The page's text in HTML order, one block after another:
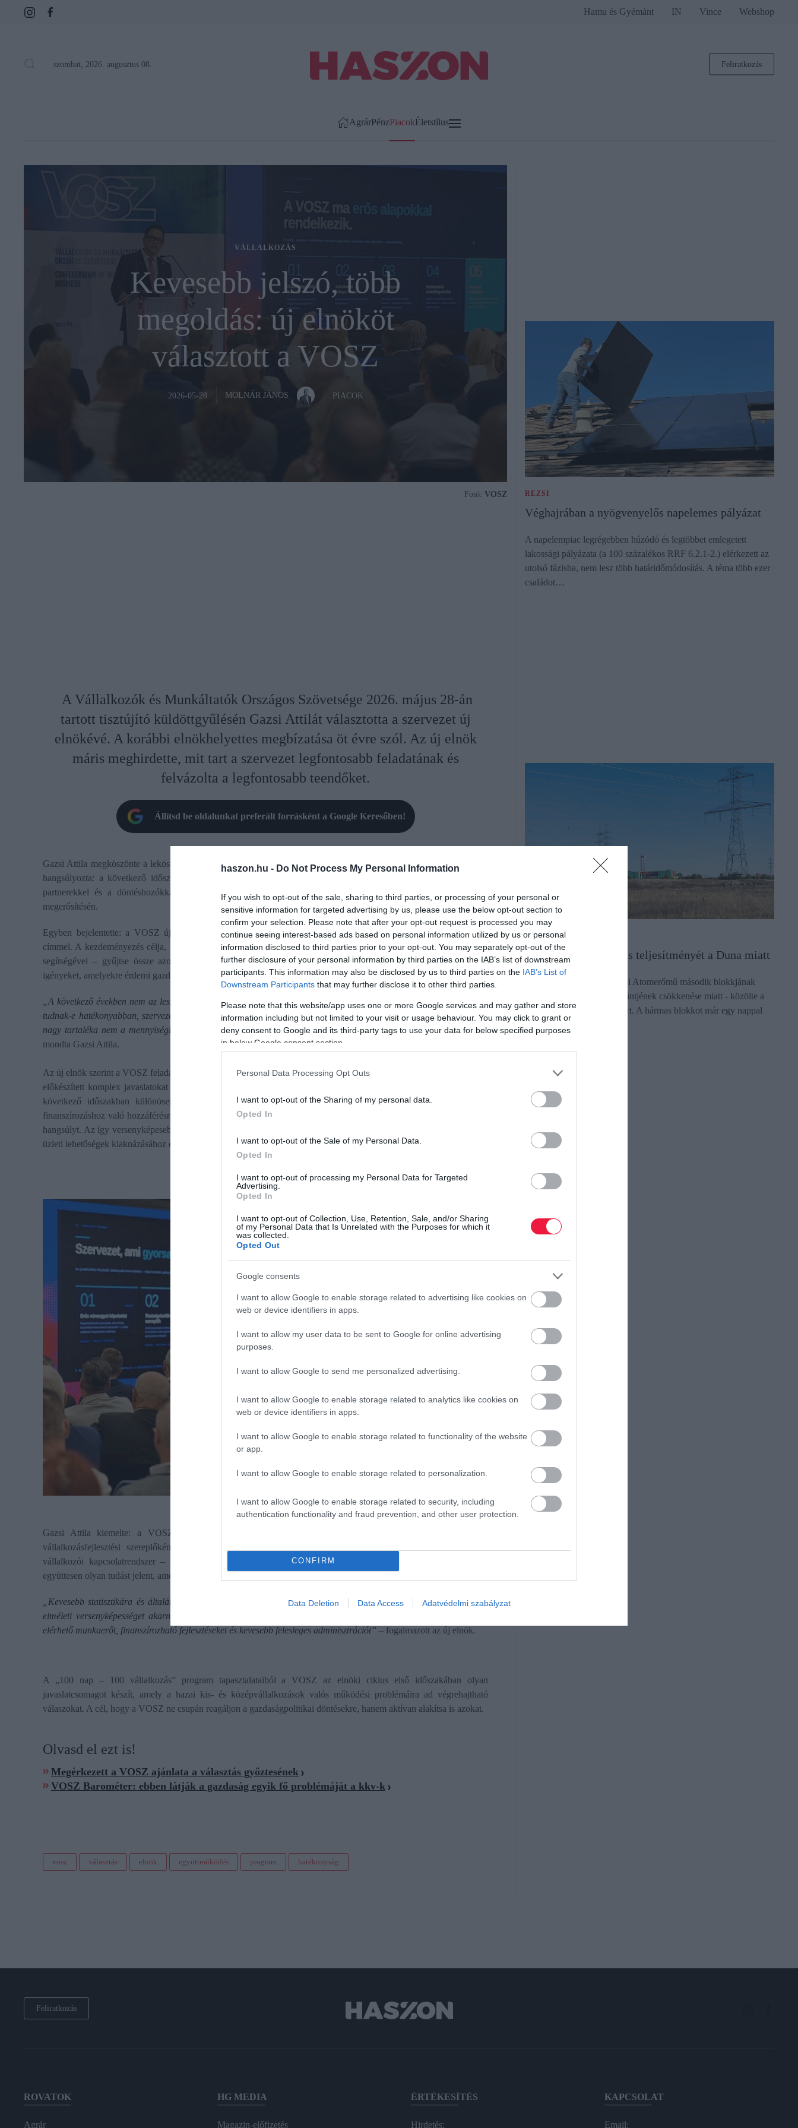
haszon.hu - Do Not Process My Personal Information
If you wish to opt-out of the sale, sharing to third parties, or processing of your personal or
sensitive information for targeted advertising by us, please use the below opt-out section to
confirm your selection. Please note that after your opt-out request is processed you may
continue seeing interest-based ads based on personal information utilized by us or personal
information disclosed to third parties prior to your opt-out. You may separately opt-out of the
further disclosure of your personal information by third parties on the IAB’s list of downstream
participants. This information may also be disclosed by us to third parties on the IAB’s List of
Downstream Participants that may further disclose it to other third parties.
Please note that this website/app uses one or more Google services and may gather and store
information including but not limited to your visit or usage behaviour. You may click to grant or
deny consent to Google and its third-party tags to use your data for below specified purposes
in below Google consent section.
Personal Data Processing Opt Outs
I want to opt-out of the Sharing of my personal data.
Opted In
I want to opt-out of the Sale of my Personal Data.
Opted In
I want to opt-out of processing my Personal Data for Targeted
Advertising.
Opted In
I want to opt-out of Collection, Use, Retention, Sale, and/or Sharing
of my Personal Data that Is Unrelated with the Purposes for which it
was collected.
Opted Out
Google consents
I want to allow Google to enable storage related to advertising like cookies on
web or device identifiers in apps.
I want to allow my user data to be sent to Google for online advertising
purposes.
I want to allow Google to send me personalized advertising.
I want to allow Google to enable storage related to analytics like cookies on
web or device identifiers in apps.
I want to allow Google to enable storage related to functionality of the website
or app.
I want to allow Google to enable storage related to personalization.
I want to allow Google to enable storage related to security, including
authentication functionality and fraud prevention, and other user protection.
CONFIRM
Data Deletion Data Access Adatvédelmi szabályzat
Hamu és Gyémánt IN Vince Webshop
szombat, 2026. augusztus 08. Feliratkozás
AgrárPénzPiacokÉletstílus
VÁLLALKOZÁS
Kevesebb jelszó, több
megoldás: új elnököt
választott a VOSZ
2026-05-28 MOLNÁR JÁNOS PIACOK
Fotó: VOSZ
A Vállalkozók és Munkáltatók Országos Szövetsége 2026. május 28-án
tartott tisztújító küldöttgyűlésén Gazsi Attilát választotta a szervezet új
elnökévé. A korábbi elnökhelyettes megbízatása öt évre szól. Az új elnök
máris meghirdette, mit tart a szervezet legfontosabb feladatának és
felvázolta a legfontosabb teendőket.
Állítsd be oldalunkat preferált forrásként a Google Keresőben!
Gazsi Attila megköszönte a leköszönő elnök, Eppel János munkáját, a tisztségviselők és a küldöttgyűlés bizalmát, és
hangsúlyozta: a következő időszakban a VOSZ a tagságra és a területi szervezetekre támaszkodva, a gazdasági
partnerekkel és a döntéshozókkal együttműködve kíván dolgozni a magyar vállalkozások versenyképességének
megerősítésén.
Egyben bejelentette: a VOSZ új országos vállalkozói konzultációs programot indít „100 nap – 100 vállalkozás”
címmel. A kezdeményezés célja, hogy a szervezet közvetlenül a vállalkozóktól – őszinte beszélgetések és elemzések
segítségével – gyűjtse össze azokat a működési, munkaerőpiaci, finanszírozási és szabályozási tapasztalatokat és
igényeket, amelyekre érdemi gazdaságpolitikai javaslatokat lehet építeni.
„A következő években nem az lesz a kérdés, hogy a magyar vállalkozások tudnak-e többet dolgozni, hanem az, hogy
tudnak-e hatékonyabban, szervezettebben és magasabb hozzáadott értékkel működni. A magyar gazdaság következő
nagy tartaléka nem a mennyiségi növekedésben, hanem a kkv-k termelékenységének radikális fejlesztésében van”–
mondta Gazsi Attila.
Az új elnök szerint a VOSZ feladata, hogy a vállalkozások mindennapi tapasztalataiból és igényeiből konkrét, döntésre
előkészített komplex javaslatokat készítsen és ezeket vigye a gazdaságpolitikai döntéshozók elé. A szervezet ezért a
következő időszakban különösen a termelékenység gyakorlati javítására, a munkaerőpiaci alkalmazkodásra, a
finanszírozáshoz való hozzáférésre, a digitalizációra és a vállalkozásbarát szabályozási környezet erősítésére helyezi a
hangsúlyt. Az így versenyképesebbé váló cégek számára támogatást – kapcsolatokat és üzleti megoldásokat – nyújt az
üzleti lehetőségek kiaknázásához és akár a nemzetközi piacok eléréséhez is.
Fotó:
Gazsi Attila kiemelte: a VOSZ nem csupán hagyományos érdekképviseleti szervezetként, hanem gyakorlati
vállalkozásfejlesztési szereplőként is erősíteni kívánja jelenlétét. Az országos hálózat, a területi szervezetek, a
vállalkozói kapcsolatrendszer – bel- és külföldön egyaránt – és a kkv-finanszírozásban felhalmozott tapasztalat
együttesen olyan tudást jelent, amelyet a következő évek gazdaságfejlesztési döntéseiben is hasznosítani kell.
„Kevesebb statisztikára és általános jelszóra, de sokkal több működő megoldásra van szükség. A vállalkozók nem
elméleti versenyképességet akarnak, hanem konkrét, azonnal használható megoldásokat, kiszámítható szabályokat,
elérhető munkaerőt, finanszírozható fejlesztéseket és kevesebb felesleges adminisztrációt” – fogalmazott az új elnök.
A „100 nap – 100 vállalkozás” program tapasztalataiból a VOSZ az elnöki ciklus első időszakában olyan
javaslatcsomagot készít, amely a hazai kis- és középvállalkozások valós működési problémáira ad végrehajtható
válaszokat. A cél, hogy a VOSZ ne csupán reagáljon a gazdaságpolitikai döntésekre, hanem aktívan alakítsa is azokat.
Olvasd el ezt is!
Megérkezett a VOSZ ajánlata a választás győztesének
VOSZ Barométer: ebben látják a gazdaság egyik fő problémáját a kkv-k
vosz választás elnök együttműködés program hatékonyság
REZSI
Véghajrában a nyögvenyelős napelemes pályázat
A napelempiac legrégebben húzódó és legtöbbet emlegetett
lakossági pályázata (a 100 százalékos RRF 6.2.1-2.) elérkezett az
utolsó fázisba, nem lesz több határidőmódosítás. A téma több ezer
családot…
ENERGIA
Így fogják vissza Paks teljesítményét a Duna miatt
Felére csökkentették a Paksi Atomerőmű második blokkjának
teljesítményét a Duna vízszintjének csökkenése miatt - közölte a
MVM Paksi Atomerőmű Zrt. A hármas blokkot már egy nappal
korábban…
Feliratkozás
ROVATOK
Agrár
HG MEDIA
Magazin-előfizetés
ÉRTÉKESÍTÉS
Hirdetés:
KAPCSOLAT
Email: